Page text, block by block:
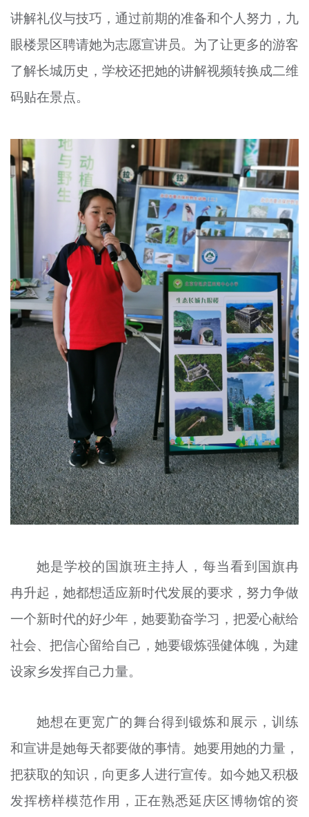
讲解礼仪与技巧，通过前期的准备和个人努力，九
眼楼景区聘请她为志愿宣讲员。为了让更多的游客
了解长城历史，学校还把她的讲解视频转换成二维
码贴在景点。
她是学校的国旗班主持人，每当看到国旗冉
冉升起，她都想适应新时代发展的要求，努力争做
一个新时代的好少年，她要勤奋学习 ，把爱心献给
社会、把信心留给自己，她要锻炼强健体魄，为建
设家乡发挥自己力量。
她想在更宽广的舞台得到锻炼和展示，训练
和宣讲是她每天都要做的事情。她要用她的力量，
把获取的知识，向更多人进行宣传。如今她又积极
发挥榜样模范作用，正在熟悉延庆区博物馆的资